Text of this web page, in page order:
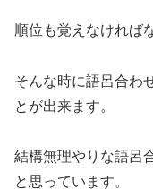
順位も覚えなければ
そんな時に語呂合わ
とが出来ます。
結構無理やりな語呂
と思っています。